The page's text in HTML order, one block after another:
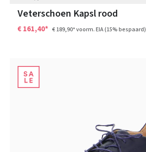
Veterschoen Kapsl rood
€ 161,40* € 189,90*voorm. EIA(15% bespaard)